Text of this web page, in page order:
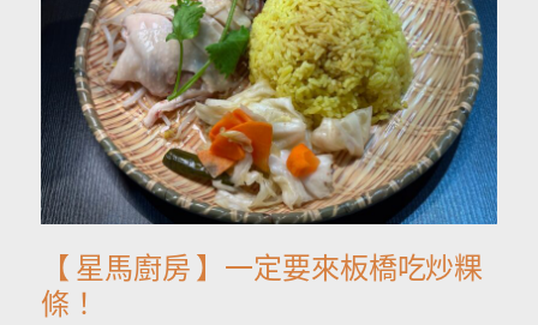
【 星馬廚房 】一定要來板橋吃炒粿
條！